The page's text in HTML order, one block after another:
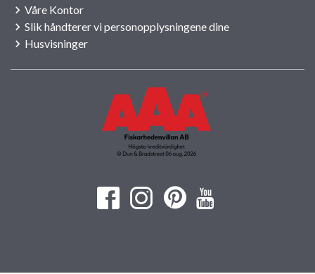
Våre Kontor
Slik håndterer vi personopplysningene dine
Husvisninger